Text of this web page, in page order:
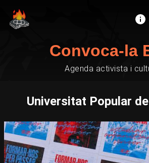
Convoca-la
Agenda activista i
Universitat Popular